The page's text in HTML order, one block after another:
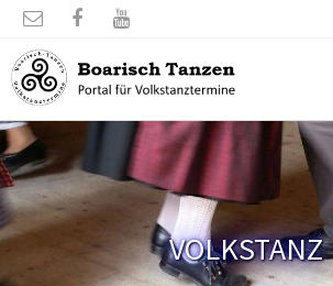
  
VOLKSTANZ